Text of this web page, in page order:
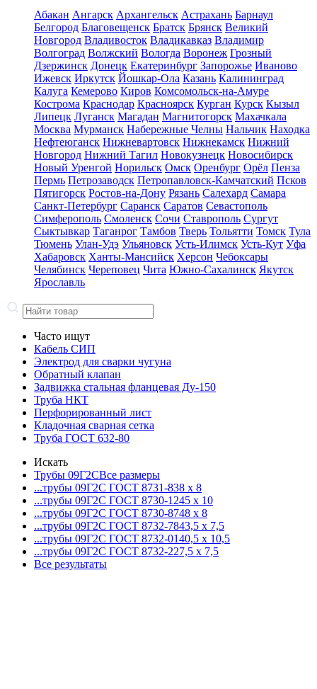
Абакан Ангарск Архангельск Астрахань Барнаул
Белгород Благовещенск Братск Брянск Великий
Новгород Владивосток Владикавказ Владимир
Волгоград Волжский Вологда Воронеж Грозный
Дзержинск Донецк Екатеринбург Запорожье Иваново
Ижевск Иркутск Йошкар-Ола Казань Калининград
Калуга Кемерово Киров Комсомольск-на-Амуре
Кострома Краснодар Красноярск Курган Курск Кызыл
Липецк Луганск Магадан Магнитогорск Махачкала
Москва Мурманск Набережные Челны Нальчик Находка
Нефтеюганск Нижневартовск Нижнекамск Нижний
Новгород Нижний Тагил Новокузнецк Новосибирск
Новый Уренгой Норильск Омск Оренбург Орёл Пенза
Пермь Петрозаводск Петропавловск-Камчатский Псков
Пятигорск Ростов-на-Дону Рязань Салехард Самара
Санкт-Петербург Саранск Саратов Севастополь
Симферополь Смоленск Сочи Ставрополь Сургут
Сыктывкар Таганрог Тамбов Тверь Тольятти Томск Тула
Тюмень Улан-Удэ Ульяновск Усть-Илимск Усть-Кут Уфа
Хабаровск Ханты-Мансийск Херсон Чебоксары
Челябинск Череповец Чита Южно-Сахалинск Якутск
Ярославль
Часто ищут
Кабель СИП
Электрод для сварки чугуна
Обратный клапан
Задвижка стальная фланцевая Ду-150
Труба НКТ
Перфорированный лист
Кладочная сварная сетка
Труба ГОСТ 632-80
Искать
Трубы 09Г2СВсе размеры
...трубы 09Г2С ГОСТ 8731-838 x 8
...трубы 09Г2С ГОСТ 8730-1245 x 10
...трубы 09Г2С ГОСТ 8730-8748 x 8
...трубы 09Г2С ГОСТ 8732-7843,5 x 7,5
...трубы 09Г2С ГОСТ 8732-0140,5 x 10,5
...трубы 09Г2С ГОСТ 8732-227,5 x 7,5
Все результаты